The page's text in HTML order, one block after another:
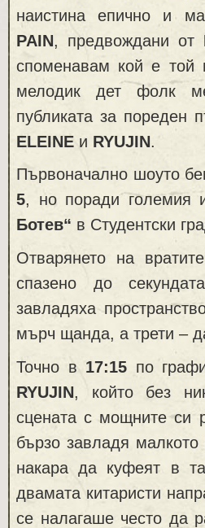
наистина епично и
PAIN, предвождани от
споменавам кой е той
мелодик дет фолк
публиката за пореден
ELEINE и RYUJIN.
Първоначално шоуто
5, но поради големия
Ботев“ в Студентски
Отварянето на
спазено до
завладяха
мърч щанда, а трети –
Точно в 17:15 по
RYUJIN, който без
сцената с мощните си
бързо завладя
накара да куфеят в
двамата китаристи
се налагаше често да